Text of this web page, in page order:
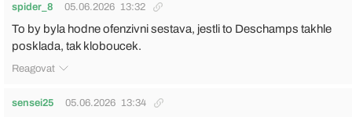
spider_8 05.06.2026 13:32
To by byla hodne ofenzivni sestava, jestli to Deschamps takhle
posklada, tak kloboucek.
Reagovat
sensei25 05.06.2026 13:34